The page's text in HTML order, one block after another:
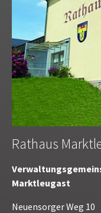
Rathaus
Marktleugast
Neuensorger Weg 10